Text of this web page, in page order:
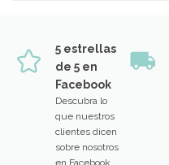
5 estrellas
de 5 en
Facebook
Descubra lo
que nuestros
clientes dicen
sobre nosotros
en Facebook